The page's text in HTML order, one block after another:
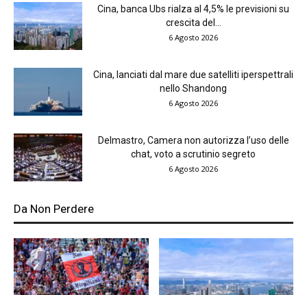
Cina, banca Ubs rialza al 4,5% le previsioni su
crescita del...
6 Agosto 2026
Cina, lanciati dal mare due satelliti iperspettrali
nello Shandong
6 Agosto 2026
Delmastro, Camera non autorizza l’uso delle
chat, voto a scrutinio segreto
6 Agosto 2026
Da Non Perdere